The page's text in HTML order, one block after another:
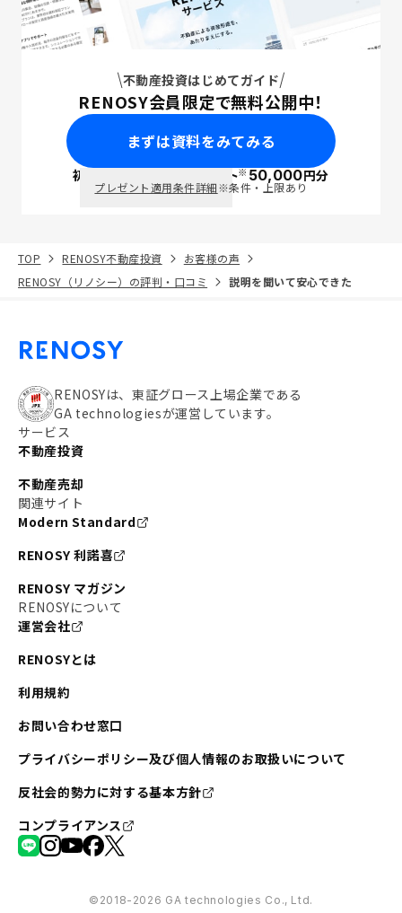
不動産投資はじめてガイド
RENOSY会員限定で無料公開中！
まずは資料をみてみる
初回面談で ポイント※50,000円分
プレゼント適用条件詳細※条件・上限あり
TOP RENOSY不動産投資
お客様の声
RENOSY（リノシー）の評判・口コミ
説明を聞いて安心できた
RENOSYは、東証グロース上場企業である
GA technologiesが運営しています。
サービス
不動産投資
不動産売却
関連サイト
Modern Standard
RENOSY 利諾喜
RENOSY マガジン
RENOSYについて
運営会社
RENOSYとは
利用規約
お問い合わせ窓口
プライバシーポリシー及び個人情報のお取扱いについて
反社会的勢力に対する基本方針
コンプライアンス
©︎2018-2026 GA technologies Co., Ltd.